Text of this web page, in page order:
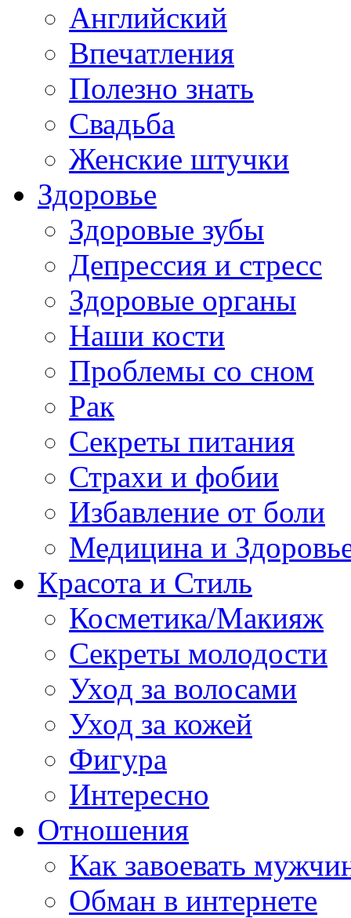
Английский
Впечатления
Полезно знать
Свадьба
Женские штучки
Здоровье
Здоровые зубы
Депрессия и стресс
Здоровые органы
Наши кости
Проблемы со сном
Рак
Секреты питания
Страхи и фобии
Избавление от боли
Медицина и
Красота и Стиль
Косметика/Макияж
Секреты молодости
Уход за волосами
Уход за кожей
Фигура
Интересно
Отношения
Как завоевать
Обман в интернете